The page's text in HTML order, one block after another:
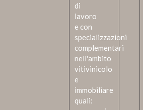
di
lavoro
e con
specializzazioni
complementari
nell'ambito
vitivinicolo
e
immobiliare
quali: